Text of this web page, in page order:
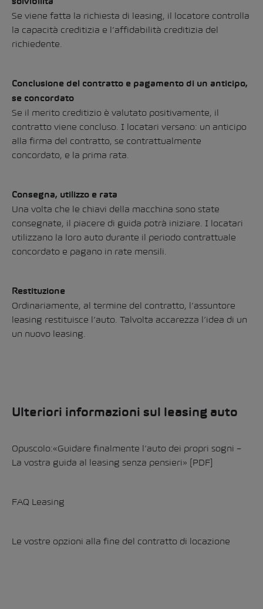
Se viene fatta la richiesta di leasing, il locatore controlla
la capacità creditizia e l’affidabilità creditizia del
richiedente.
Conclusione del contratto e pagamento di un anticipo,
se concordato
Se il merito creditizio è valutato positivamente, il
contratto viene concluso. I locatari versano: un anticipo
alla firma del contratto, se contrattualmente
concordato, e la prima rata.
Consegna, utilizzo e rata
Una volta che le chiavi della macchina sono state
consegnate, il piacere di guida potrà iniziare. I locatari
utilizzano la loro auto durante il periodo contrattuale
concordato e pagano in rate mensili.
Restituzione
Ordinariamente, al termine del contratto, l’assuntore
leasing restituisce l’auto. Talvolta accarezza l’idea di un
un nuovo leasing.
Ulteriori informazioni sul leasing auto
Opuscolo:«Guidare finalmente l’auto dei propri sogni –
La vostra guida al leasing senza pensieri» [PDF]
FAQ Leasing
Le vostre opzioni alla fine del contratto di locazione